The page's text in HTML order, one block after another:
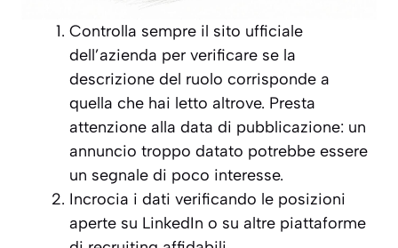
Controlla sempre il sito ufficiale
dell’azienda per verificare se la
descrizione del ruolo corrisponde a
quella che hai letto altrove. Presta
attenzione alla data di pubblicazione: un
annuncio troppo datato potrebbe essere
un segnale di poco interesse.
Incrocia i dati verificando le posizioni
aperte su LinkedIn o su altre piattaforme